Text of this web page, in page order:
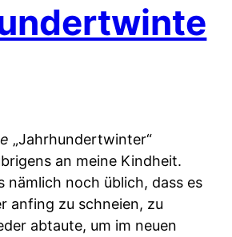
„Jahrhundertwinter“
an meine Kindheit.
nämlich noch üblich, dass es
anfing zu schneien, zu
abtaute, um im neuen